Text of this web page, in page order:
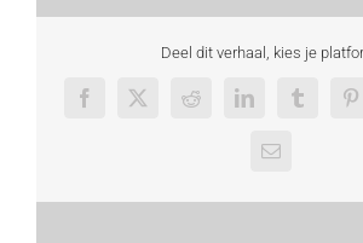
Deel dit verhaal, kies je
Facebook
X RedditLinkedInTumblr
E-